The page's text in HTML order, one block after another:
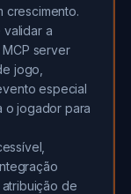
crescimento.
validar a
MCP server
jogo,
especial
o jogador para
de